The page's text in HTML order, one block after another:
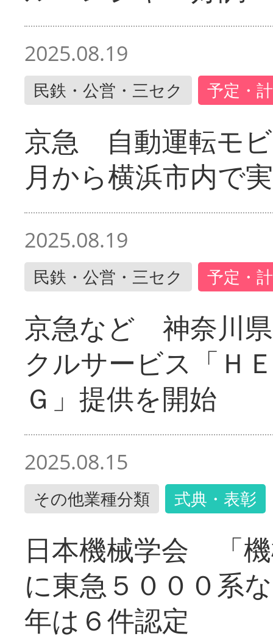
2025.08.19
民鉄・公営・三セク 予定・
京急 自動運転モ
月から横浜市内で
2025.08.19
民鉄・公営・三セク 予定・
京急など 神奈川
クルサービス「Ｈ
Ｇ」提供を開始
2025.08.15
その他業種分類 式典・表彰
日本機械学会 「
に東急５０００系
年は６件認定